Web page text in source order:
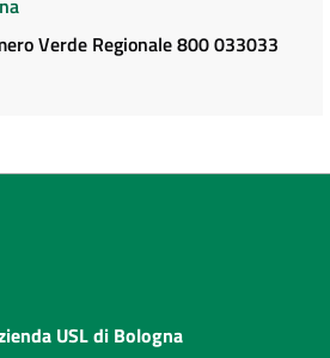
Verde Regionale 800 033033
USL di Bologna